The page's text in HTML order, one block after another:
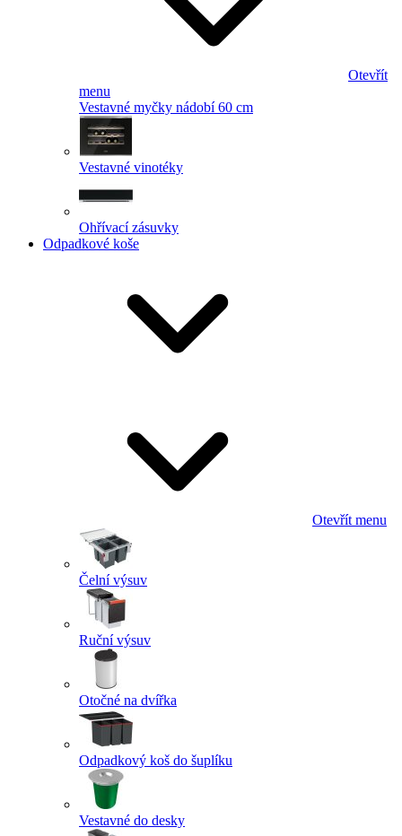
Otevřít
menu
Vestavné myčky nádobí 60 cm
Vestavné vinotéky
Ohřívací zásuvky
Odpadkové koše
Otevřít menu
Čelní výsuv
Ruční výsuv
Otočné na dvířka
Odpadkový koš do šuplíku
Vestavné do desky